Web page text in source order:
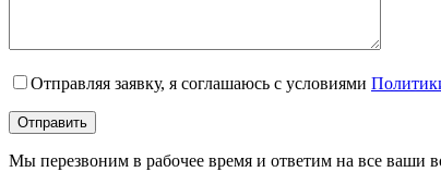
Отправляя заявку, я соглашаюсь с условиями
Мы перезвоним в рабочее время и ответим на все ваши